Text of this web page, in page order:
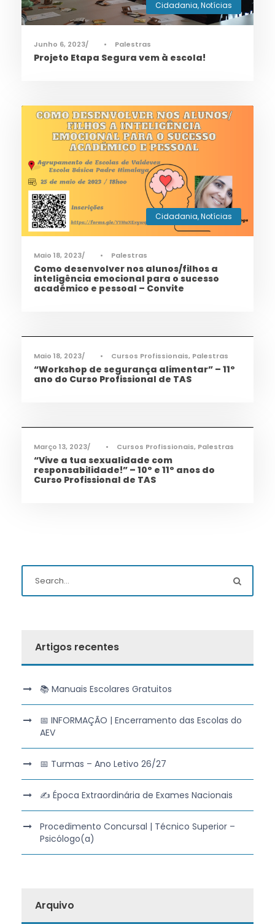
Cidadania,Notícias
Junho 6, 2023 • Palestras
Projeto Etapa Segura vem à escola!
Cidadania,Notícias
Maio 18, 2023 • Palestras
Como desenvolver nos alunos/filhos a
inteligência emocional para o sucesso
académico e pessoal – Convite
Maio 18, 2023 • Cursos Profissionais, Palestras
“Workshop de segurança alimentar” – 11º
ano do Curso Profissional de TAS
Março 13, 2023 • Cursos Profissionais, Palestras
“Vive a tua sexualidade com
responsabilidade!” – 10º e 11º anos do
Curso Profissional de TAS
Artigos recentes
📚 Manuais Escolares Gratuitos
📅 INFORMAÇÃO | Encerramento das Escolas do
AEV
📅 Turmas – Ano Letivo 26/27
✍️ Época Extraordinária de Exames Nacionais
Procedimento Concursal | Técnico Superior –
Psicólogo(a)
Arquivo